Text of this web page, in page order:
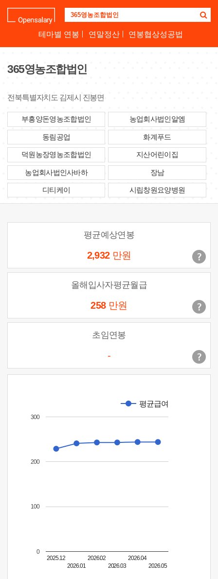
기
업
명
하
테마별 연봉 연말정산 연봉협상성공법
365영농조합법인
전북특별자치도 김제시 진봉면
부흥양돈영농조합법인 농업회사법인알엠
동림공업 화계푸드
덕원농장영농조합법인 지산어린이집
농업회사법인사바하 장남
디티케이 시립창원요양병원
평균예상연봉
2,932 만원
올해입사자평균월급
258 만원
초임연봉
-
평균급여
2025.12
2026.01
2026.02
2026.03
2026.04
2026.05
0
100
200
300